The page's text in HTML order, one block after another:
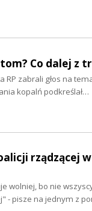
Co dalej z
zabrali głos na
kopalń podkreślał…
rządzącej
wolniej, bo nie
- pisze na jednym z